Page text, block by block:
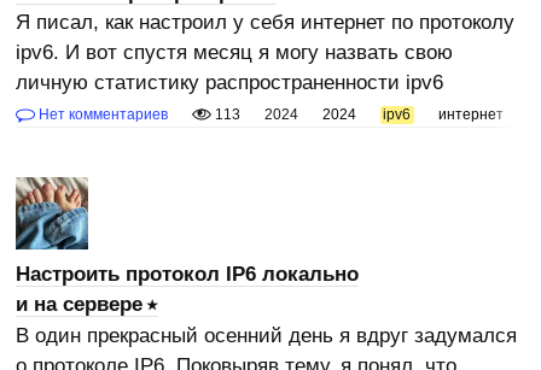
Я писал, как настроил у себя интернет по протоколу
ipv6. И вот спустя месяц я могу назвать свою
личную статистику распространенности ipv6
Нет комментариев 113 2024 2024 ipv6 интернет
Настроить протокол IP6 локально
и на сервере
В один прекрасный осенний день я вдруг задумался